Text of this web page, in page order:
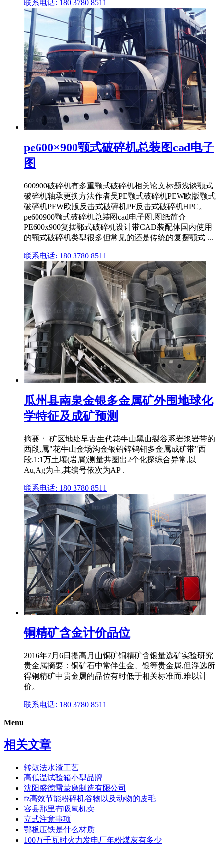
联系电话: 180 3780 8511
pe600×900颚式破碎机总装图cad电子
图
600900破碎机有多重颚式破碎机相关论文标题浅谈颚式
破碎机轴承更换方法作者吴PE颚式破碎机PEW欧版颚式
破碎机PFW欧版反击式破碎机PF反击式破碎机HPC。
pe600900颚式破碎机总装图cad电子图,图纸简介
PE600x900复摆鄂式破碎机设计带CAD装配体国内使用
的颚式破碎机类型很多但常见的还是传统的复摆颚式 ...
联系电话: 180 3780 8511
瓜州县南泉金银多金属矿外围地球化
学特征及成矿预测
摘要： 矿区地处早古生代花牛山黑山裂谷系岩浆岩带的
西段,属"花牛山金场沟金银铅锌钨钼多金属成矿带"西
段.1:1万土壤(岩屑)测量共圈出2个化探综合异常,以
Au,Ag为主,其编号依次为AP .
联系电话: 180 3780 8511
铜精矿含金计价品位
2016年7月6日提高月山铜矿铜精矿含银量选矿实验研究
贵金属摘要：铜矿石中常伴生金、银等贵金属,但浮选所
得铜精矿中贵金属的品位有时低于相关标准而.难以计
价。
联系电话: 180 3780 8511
Menu
相关文章
转鼓法水渣工艺
高低温试验箱小型品牌
沈阳盛德雷蒙磨制造有限公司
fz高效节能粉碎机谷物以及动物的皮毛
容县那里有吸氧机卖
立式注意事项
鄂板压铁是什么材质
100万千瓦时火力发电厂年粉煤灰有多少